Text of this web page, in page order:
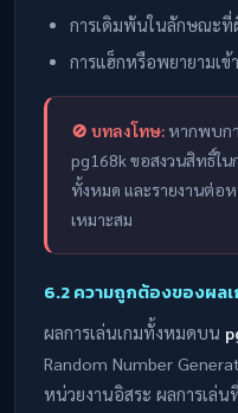
การเดิมพันในลักษณะที่
การแฮ็กหรือพยายามเ
🚫 บทลงโทษ: หากพบก
pg168k ขอสงวนสิทธิ์ใ
ทั้งหมด และรายงานต่อ
เหมาะสม
6.2 ความถูกต้องของผล
ผลการเล่นเกมทั้งหมดบน
Random Number
หน่วยงานอิสระ ผลการเล่